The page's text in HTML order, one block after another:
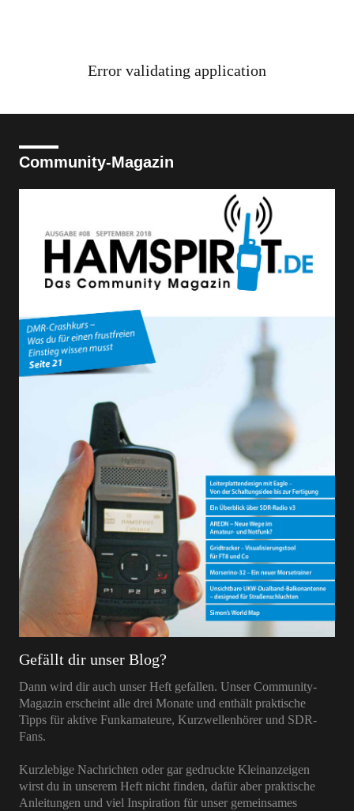
Error validating application
Community-Magazin
Gefällt dir unser Blog?
Dann wird dir auch unser Heft gefallen. Unser Community-
Magazin erscheint alle drei Monate und enthält praktische
Tipps für aktive Funkamateure, Kurzwellenhörer und SDR-
Fans.
Kurzlebige Nachrichten oder gar gedruckte Kleinanzeigen
wirst du in unserem Heft nicht finden, dafür aber praktische
Anleitungen und viel Inspiration für unser gemeinsames